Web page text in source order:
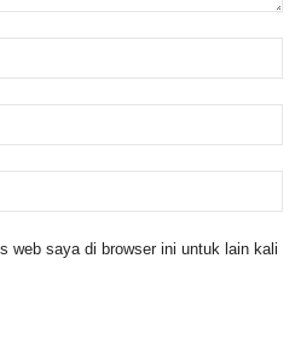
web saya di browser ini untuk lain kali